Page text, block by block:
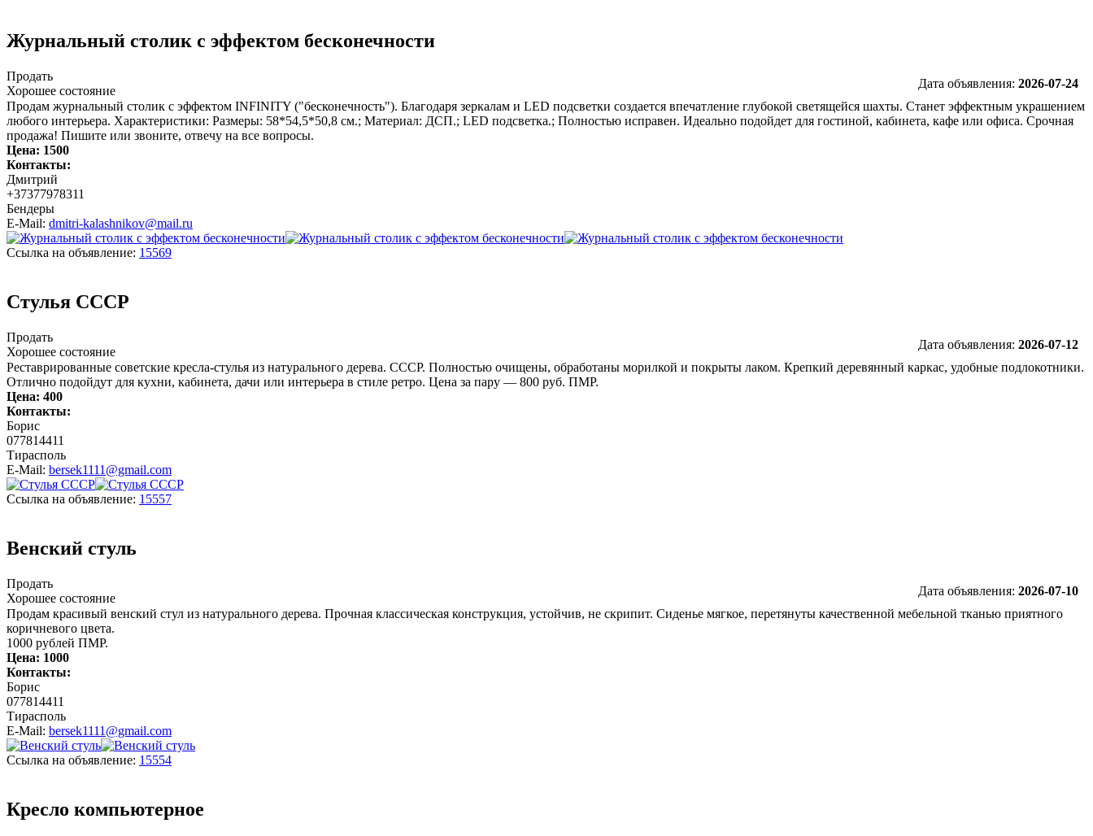
Журнальный столик с эффектом бесконечности
Продать
Хорошее состояние
Дата объявления: 2026-07-24
Продам журнальный столик с эффектом INFINITY ("бесконечность"). Благодаря зеркалам и LED подсветки создается впечатление глубокой светящейся шахты. Станет эффектным украшением
любого интерьера. Характеристики: Размеры: 58*54,5*50,8 см.; Материал: ДСП.; LED подсветка.; Полностью исправен. Идеально подойдет для гостиной, кабинета, кафе или офиса. Срочная
продажа! Пишите или звоните, отвечу на все вопросы.
Цена: 1500
Контакты:
Дмитрий
+37377978311
Бендеры
E-Mail: dmitri-kalashnikov@mail.ru
Ссылка на объявление: 15569
Стулья СССР
Продать
Хорошее состояние
Дата объявления: 2026-07-12
Реставрированные советские кресла-стулья из натурального дерева. СССР. Полностью очищены, обработаны морилкой и покрыты лаком. Крепкий деревянный каркас, удобные подлокотники.
Отлично подойдут для кухни, кабинета, дачи или интерьера в стиле ретро. Цена за пару — 800 руб. ПМР.
Цена: 400
Контакты:
Борис
077814411
Тирасполь
E-Mail: bersek1111@gmail.com
Ссылка на объявление: 15557
Венский стуль
Продать
Хорошее состояние
Дата объявления: 2026-07-10
Продам красивый венский стул из натурального дерева. Прочная классическая конструкция, устойчив, не скрипит. Сиденье мягкое, перетянуты качественной мебельной тканью приятного
коричневого цвета.
1000 рублей ПМР.
Цена: 1000
Контакты:
Борис
077814411
Тирасполь
E-Mail: bersek1111@gmail.com
Ссылка на объявление: 15554
Кресло компьютерное